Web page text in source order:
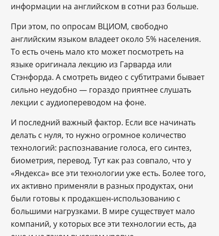
информации на английском в сотни раз больше.
При этом, по опросам ВЦИОМ, свободно
английским языком владеет около 5% населения.
То есть очень мало кто может посмотреть на
языке оригинала лекцию из Гарварда или
Стэнфорда. А смотреть видео с субтитрами бывает
сильно неудобно ― гораздо приятнее слушать
лекции с аудиопереводом на фоне.
И последний важный фактор. Если все начинать
делать с нуля, то нужно огромное количество
технологий: распознавание голоса, его синтез,
биометрия, перевод. Тут как раз совпало, что у
«Яндекса» все эти технологии уже есть. Более того,
их активно применяли в разных продуктах, они
были готовы к продакшен-использованию с
большими нагрузками. В мире существует мало
компаний, у которых все эти технологии есть, да